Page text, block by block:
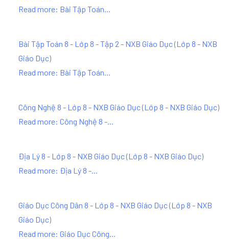
Read more: Bài Tập Toán...
Bài Tập Toán 8 - Lớp 8 - Tập 2 - NXB Giáo Dục(Lớp 8 - NXB
Giáo Dục)
Read more: Bài Tập Toán...
Công Nghệ 8 - Lớp 8 - NXB Giáo Dục(Lớp 8 - NXB Giáo Dục)
Read more: Công Nghệ 8 -...
Địa Lý 8 - Lớp 8 - NXB Giáo Dục(Lớp 8 - NXB Giáo Dục)
Read more: Địa Lý 8 -...
Giáo Dục Công Dân 8 - Lớp 8 - NXB Giáo Dục(Lớp 8 - NXB
Giáo Dục)
Read more: Giáo Dục Công...